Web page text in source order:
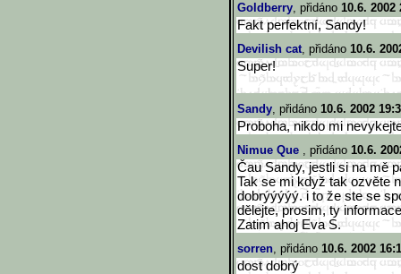
Goldberry, přidáno 10.6. 2002
Fakt perfektní, Sandy!
Devilish cat, přidáno 10.6.
Super!
Sandy, přidáno 10.6. 2002
Proboha, nikdo mi
Nimue Que , přidáno 10.6.
Čau Sandy, jestli si na mě
Tak se mi když tak ozvěte
dobrýýýýý. i to že ste se
dělejte, prosim, ty
Zatim ahoj Eva S.
sorren, přidáno 10.6. 2002
dost dobrý